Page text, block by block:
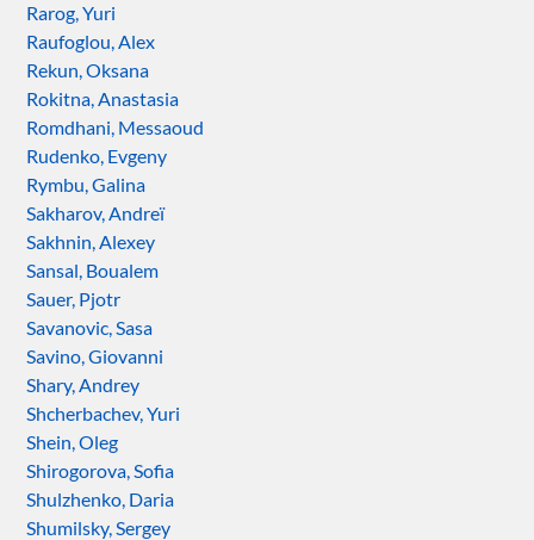
Rarog, Yuri
Raufoglou, Alex
Rekun, Oksana
Rokitna, Anastasia
Romdhani, Messaoud
Rudenko, Evgeny
Rymbu, Galina
Sakharov, Andreï
Sakhnin, Alexey
Sansal, Boualem
Sauer, Pjotr
Savanovic, Sasa
Savino, Giovanni
Shary, Andrey
Shcherbachev, Yuri
Shein, Oleg
Shirogorova, Sofia
Shulzhenko, Daria
Shumilsky, Sergey